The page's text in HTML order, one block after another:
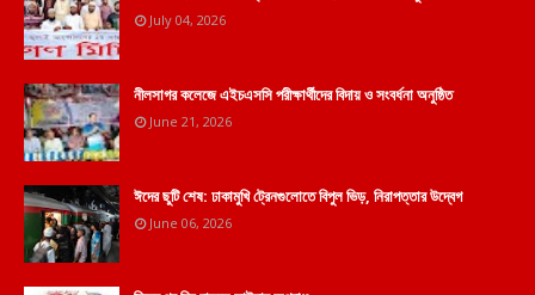
July 04, 2026
নীলসাগর কলেজে এইচএসসি পরীক্ষার্থীদের বিদায় ও সংবর্ধনা অনুষ্ঠিত
June 21, 2026
ঈদের ছুটি শেষ: ঢাকামুখি ট্রেনগুলোতে বিপুল ভিড়, নিরাপত্তার উদ্বেগ
June 06, 2026